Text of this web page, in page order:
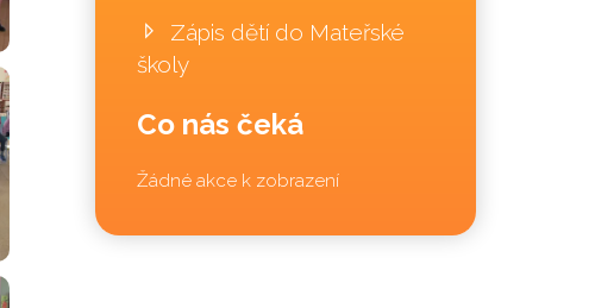
Zápis dětí do Mateřské
školy
Co nás čeká
Žádné akce k zobrazení